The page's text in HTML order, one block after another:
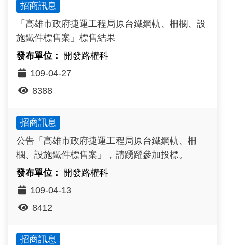
招商訊息
「高雄市政府捷運工程局原台鐵鋼軌、柵欄、設
施鐵件標售案」標售結果
開發路權科
109-04-27
8388
招商訊息
公告「高雄市政府捷運工程局原台鐵鋼軌、柵
欄、設施鐵件標售案」，請踴躍參加投標。
開發路權科
109-04-13
8412
招商訊息